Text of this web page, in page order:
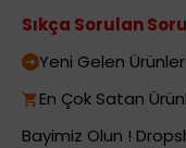
Sıkça Sorulan
Yeni Gelen Ürünler
En Çok Satan
Bayimiz Olun !